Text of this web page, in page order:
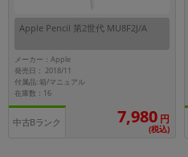
Apple Pencil 第2世代 MU8F2J/A
メーカー：Apple
発売日： 2018/11
付属品: 箱/マニュアル
在庫数：16
中古Bランク 7,980 円
(税込)